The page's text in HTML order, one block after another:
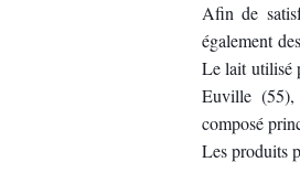
Afin de
également des
Le lait utilisé
Euville
composé
Les produits